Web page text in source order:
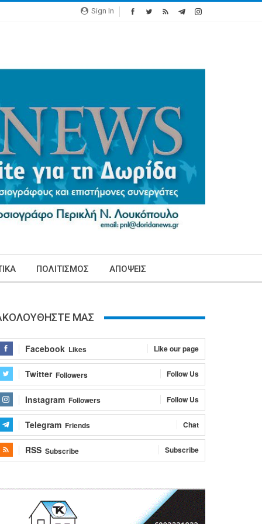
Sign In
ΠΟΛΙΤΙΣΜΟΣ ΑΠΟΨΕΙΣ
ΜΑΣ
Facebook Likes Like our page
Twitter Followers Follow Us
Instagram Followers Follow Us
Telegram Friends Chat
RSS Subscribe Subscribe